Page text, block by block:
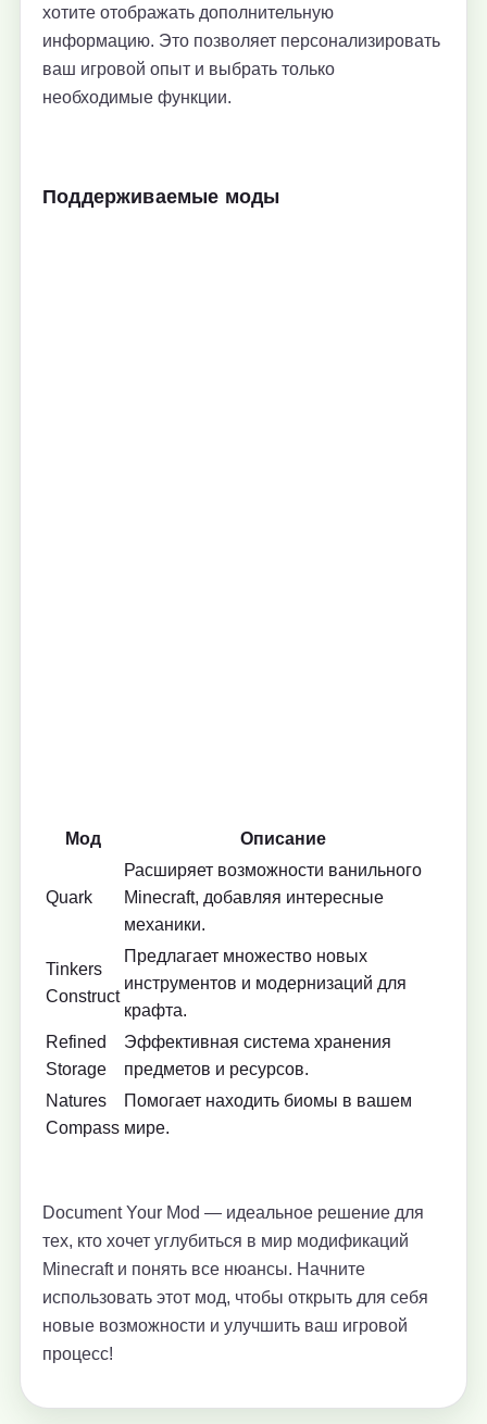
хотите отображать дополнительную
информацию. Это позволяет персонализировать
ваш игровой опыт и выбрать только
необходимые функции.
Поддерживаемые моды
Мод Описание
Quark
Расширяет возможности ванильного
Minecraft, добавляя интересные
механики.
Tinkers
Construct
Предлагает множество новых
инструментов и модернизаций для
крафта.
Refined
Storage
Эффективная система хранения
предметов и ресурсов.
Natures
Compass
Помогает находить биомы в вашем
мире.
Document Your Mod — идеальное решение для
тех, кто хочет углубиться в мир модификаций
Minecraft и понять все нюансы. Начните
использовать этот мод, чтобы открыть для себя
новые возможности и улучшить ваш игровой
процесс!